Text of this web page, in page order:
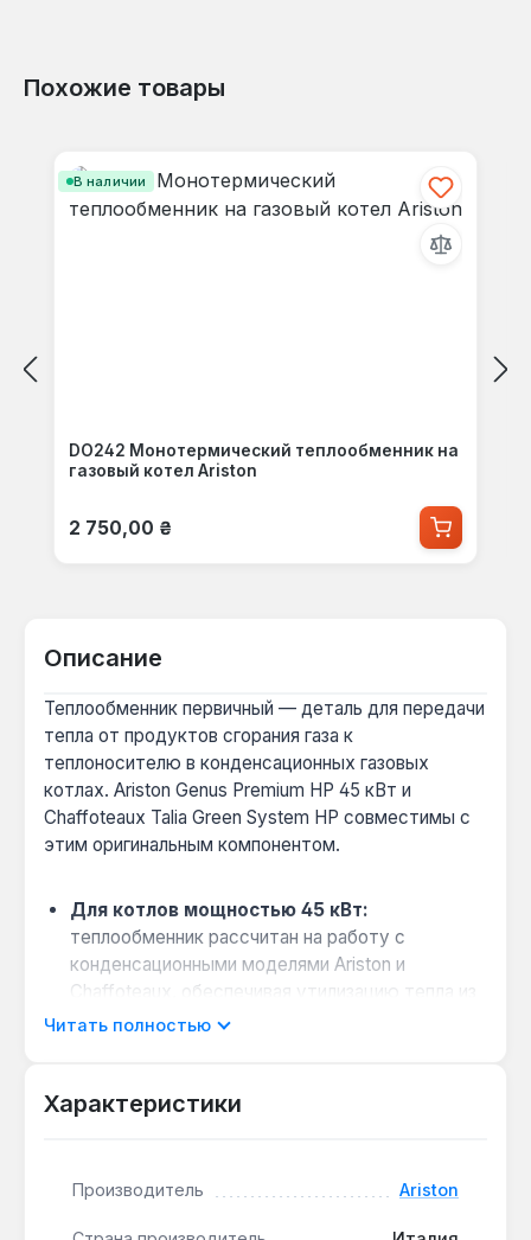
Похожие товары
В наличии
DO242 Монотермический теплообменник на
газовый котел Ariston
Обычная цена:
2 750,00 ₴
Описание
Теплообменник первичный — деталь для передачи
тепла от продуктов сгорания газа к
теплоносителю в конденсационных газовых
котлах. Ariston Genus Premium HP 45 кВт и
Chaffoteaux Talia Green System HP совместимы с
этим оригинальным компонентом.
Для котлов мощностью 45 кВт:
теплообменник рассчитан на работу с
конденсационными моделями Ariston и
Chaffoteaux, обеспечивая утилизацию тепла из
пара дымовых газов.
моделей, что гарантирует точное
Устойчивость к конденсату:материал
Читать полностью
Характеристики
Производитель Ariston